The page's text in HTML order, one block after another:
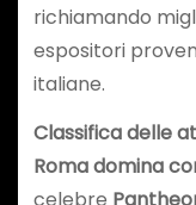
richiamando
espositori
italiane.
Classifica delle
Roma domina